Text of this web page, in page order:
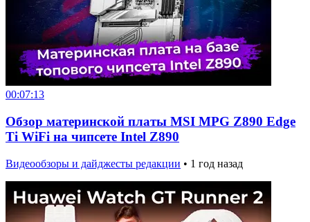
00:07:13
Обзор материнской платы MSI MPG Z890 Edge
Ti WiFi на чипсете Intel Z890
Видеообзоры и дайджесты редакции • 1 год назад